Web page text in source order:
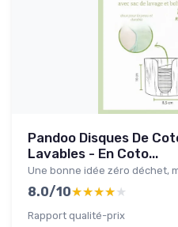
Pandoo Disques De
Lavables - En Coto...
Une bonne idée zéro déchet,
8.0/10★★★★★
★★★★★
Rapport qualité-prix